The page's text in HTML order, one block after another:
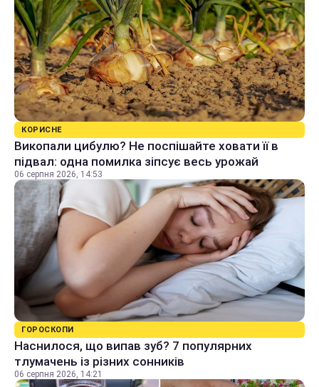
КОРИСНЕ
Викопали цибулю? Не поспішайте ховати її в
підвал: одна помилка зіпсує весь урожай
06 серпня 2026, 14:53
ГОРОСКОПИ
Наснилося, що випав зуб? 7 популярних
тлумачень із різних сонників
06 серпня 2026, 14:21